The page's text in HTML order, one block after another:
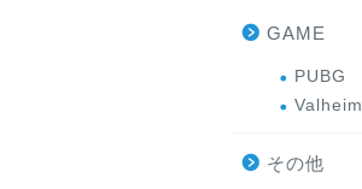
GAME
PUBG
Valheim
その他